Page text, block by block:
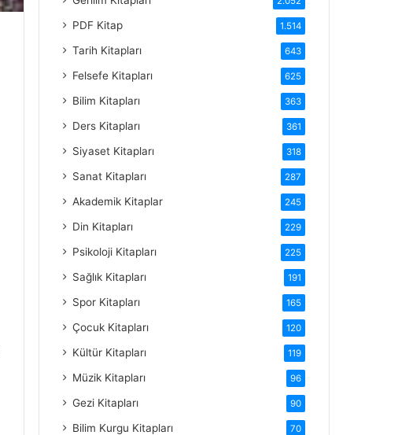
PDF Kitap 1.514
Tarih Kitapları 643
Felsefe Kitapları 625
Bilim Kitapları 363
Ders Kitapları 361
Siyaset Kitapları 318
Sanat Kitapları 287
Akademik Kitaplar 245
Din Kitapları 229
Psikoloji Kitapları 225
Sağlık Kitapları 191
Spor Kitapları 165
Çocuk Kitapları 120
Kültür Kitapları 119
Müzik Kitapları 96
Gezi Kitapları 90
Bilim Kurgu Kitapları 70